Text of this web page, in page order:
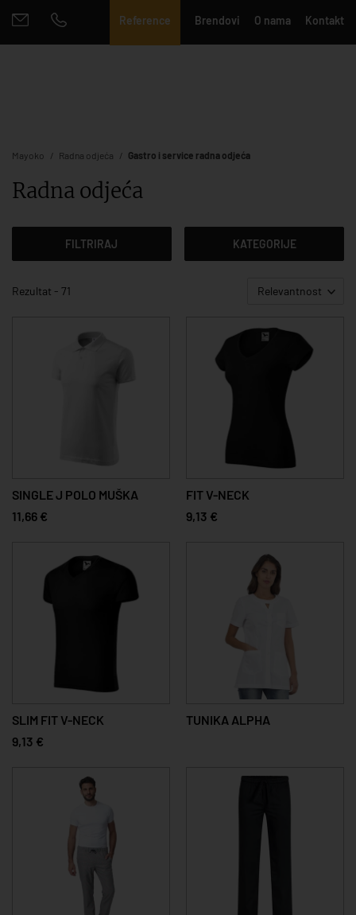
Reference Brendovi O nama Kontakt
Mayoko Radna odjeća Gastro i service radna odjeća
Radna odjeća
FILTRIRAJ KATEGORIJE
Rezultat - 71 Relevantnost
SINGLE J POLO MUŠKA
11,66 €
FIT V-NECK
9,13 €
SLIM FIT V-NECK
9,13 €
TUNIKA ALPHA